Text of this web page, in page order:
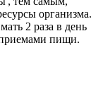
организма.
2 раза в день
пищи.